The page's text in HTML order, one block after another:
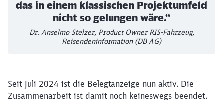
das in einem klassischen Projektumfeld
nicht so gelungen wäre.“
Dr. Anselmo Stelzer, Product Owner RIS-Fahrzeug,
Reisendeninformation (DB AG)
Seit Juli 2024 ist die Belegtanzeige nun aktiv. Die
Zusammenarbeit ist damit noch keineswegs beendet.